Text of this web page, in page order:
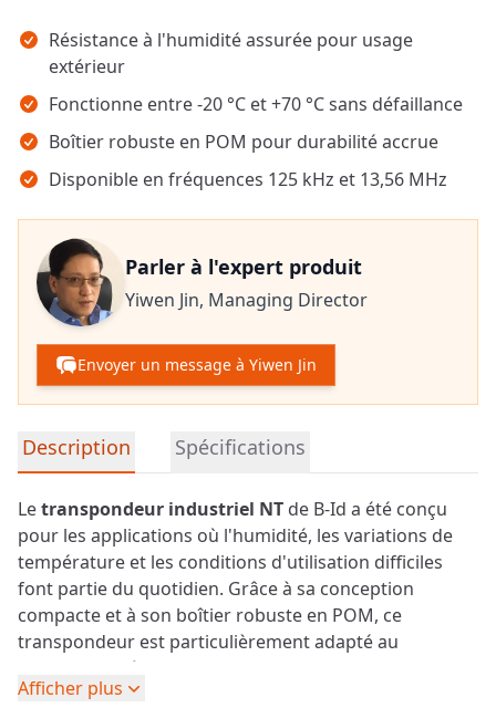
Points clés
Résistance à l'humidité assurée pour usage
extérieur
Fonctionne entre -20 °C et +70 °C sans défaillance
Boîtier robuste en POM pour durabilité accrue
Disponible en fréquences 125 kHz et 13,56 MHz
Parler à l'expert produit
Yiwen Jin, Managing Director
Envoyer un message à Yiwen Jin
Informations détaillées sur le produit
Description Spécifications
Letranspondeur industriel NT de B-Id a été conçu
pour les applications où l'humidité, les variations de
température et les conditions d'utilisation difficiles
font partie du quotidien. Grâce à sa conception
compacte et à son boîtier robuste en POM, ce
transpondeur est particulièrement adapté au
marquage et à l'identification dans le secteur forestier.
Le transpondeur résiste à l'humidité et fonctionne de
Afficher plus